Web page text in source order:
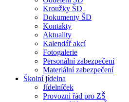
Kroužky ŠD
Dokumenty ŠD
Kontakty
Aktuality
Kalendář akcí
Fotogalerie
Personální zabezpečení
Materiální zabezpečení
Školní jídelna
Jídelníček
Provozní řád pro ZŠ